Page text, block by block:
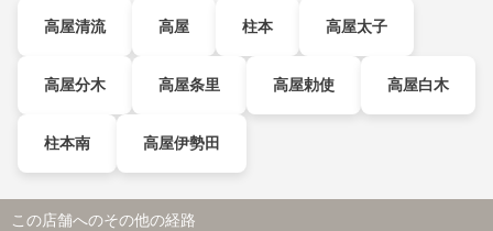
高屋清流 高屋 柱本 高屋太子
高屋分木 高屋条里 高屋勅使 高屋白木
柱本南 高屋伊勢田
この店舗へのその他の経路